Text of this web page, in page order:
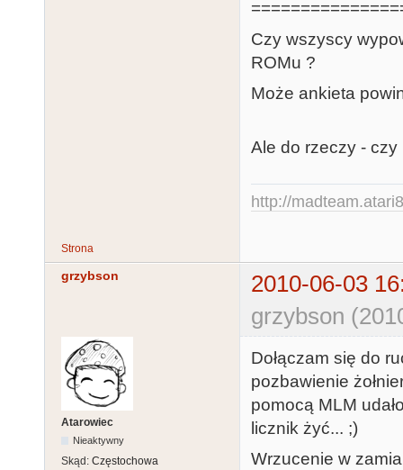
Czy wszyscy
ROMu ?
Może ankieta
Ale do rzeczy -
http://
Strona
grzybson
2010-06-03
grzybson
Atarowiec
Nieaktywny
Skąd: Częstochowa
Dołączam się do
pozbawienie
pomocą MLM
licznik żyć... ;)
Wrzucenie w